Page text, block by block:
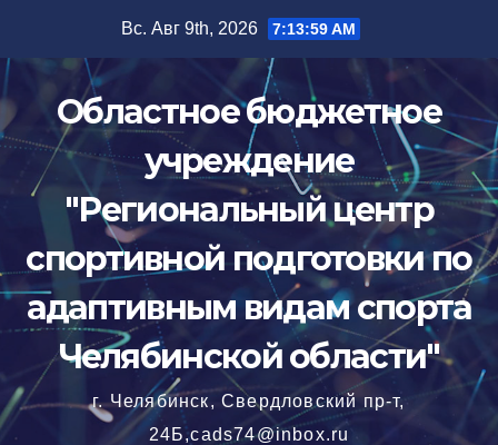
содержимому
Вс. Авг 9th, 2026 7:14:00 AM
Областное бюджетное
учреждение
"Региональный центр
спортивной подготовки по
адаптивным видам спорта
Челябинской области"
г. Челябинск, Свердловский пр-т,
24Б,cads74@inbox.ru